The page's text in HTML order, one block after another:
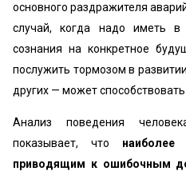
основного раздражителя
случай, когда надо иметь в
сознания на конкретное
послужить тормозом в
других — может
Анализ поведения
показывает, что
приводящим к ошибочным